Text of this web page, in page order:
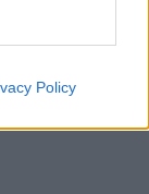
Policy